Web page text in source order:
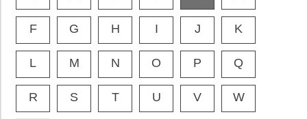
Barrierefreiheit
F G H I J K
L M N O P Q
R S T U V W